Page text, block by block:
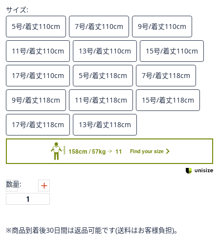
覧
で
き
ま
す。
サイズ:
5号/着丈110cm
7号/着丈110cm 9号/着丈110cm
11号/着丈110cm 13号/着丈110cm 15号/着丈110cm
17号/着丈110cm 5号/着丈118cm 7号/着丈118cm
9号/着丈118cm 11号/着丈118cm 15号/着丈118cm
17号/着丈118cm 13号/着丈118cm
158cm / 57kg 11 Find your size
数量:
※商品到着後30日間は返品可能です(送料はお客様負担)。